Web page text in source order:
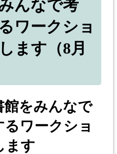
んなで考
ワークショ
ます（8月
館をみんなで
ワークショ
ます